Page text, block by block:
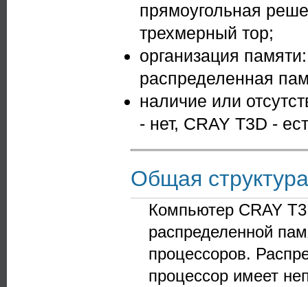
прямоугольная
трехмерный тор;
организация
распределенная
наличие или
- нет, CRAY T3D -
Общая
Компьютер CRAY
распределенной
процессоров.
процессор имеет